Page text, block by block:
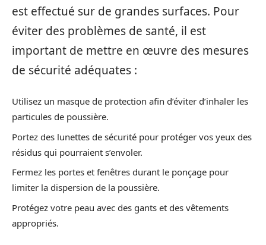
est effectué sur de grandes surfaces. Pour
éviter des problèmes de santé, il est
important de mettre en œuvre des mesures
de sécurité adéquates :
Utilisez un masque de protection afin d’éviter d’inhaler les
particules de poussière.
Portez des lunettes de sécurité pour protéger vos yeux des
résidus qui pourraient s’envoler.
Fermez les portes et fenêtres durant le ponçage pour
limiter la dispersion de la poussière.
Protégez votre peau avec des gants et des vêtements
appropriés.